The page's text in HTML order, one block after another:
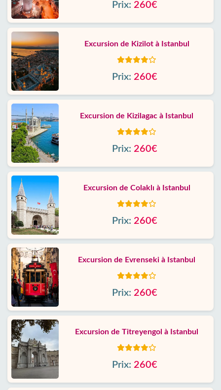
Prix: 260€
Excursion de Kizilot à Istanbul
Prix: 260€
Excursion de Kizilagac à Istanbul
Prix: 260€
Excursion de Colaklı à Istanbul
Prix: 260€
Excursion de Evrenseki à Istanbul
Prix: 260€
Excursion de Titreyengol à Istanbul
Prix: 260€